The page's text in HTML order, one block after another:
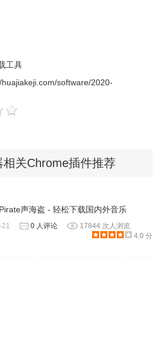
工具
huajiakeji.com/software/2020-
关Chrome插件推荐
声海盗 - 轻松下载国内外音乐
21 0 人评论
17844 次人浏览
4.0 分